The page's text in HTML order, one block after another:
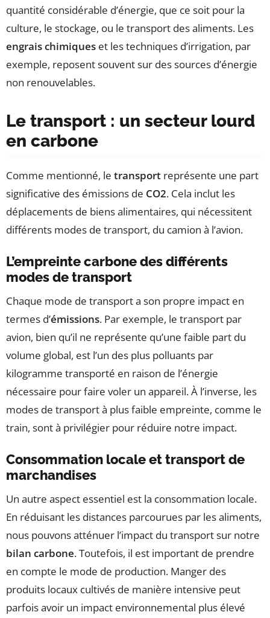
quantité considérable d’énergie, que ce soit pour la
culture, le stockage, ou le transport des aliments. Les
engrais chimiques et les techniques d’irrigation, par
exemple, reposent souvent sur des sources d’énergie
non renouvelables.
Le transport : un secteur lourd
en carbone
Comme mentionné, le transport représente une part
significative des émissions de CO2. Cela inclut les
déplacements de biens alimentaires, qui nécessitent
différents modes de transport, du camion à l’avion.
L’empreinte carbone des différents
modes de transport
Chaque mode de transport a son propre impact en
termes d’émissions. Par exemple, le transport par
avion, bien qu’il ne représente qu’une faible part du
volume global, est l’un des plus polluants par
kilogramme transporté en raison de l’énergie
nécessaire pour faire voler un appareil. À l’inverse, les
modes de transport à plus faible empreinte, comme le
train, sont à privilégier pour réduire notre impact.
Consommation locale et transport de
marchandises
Un autre aspect essentiel est la consommation locale.
En réduisant les distances parcourues par les aliments,
nous pouvons atténuer l’impact du transport sur notre
bilan carbone. Toutefois, il est important de prendre
en compte le mode de production. Manger des
produits locaux cultivés de manière intensive peut
parfois avoir un impact environnemental plus élevé